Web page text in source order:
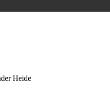
Heide